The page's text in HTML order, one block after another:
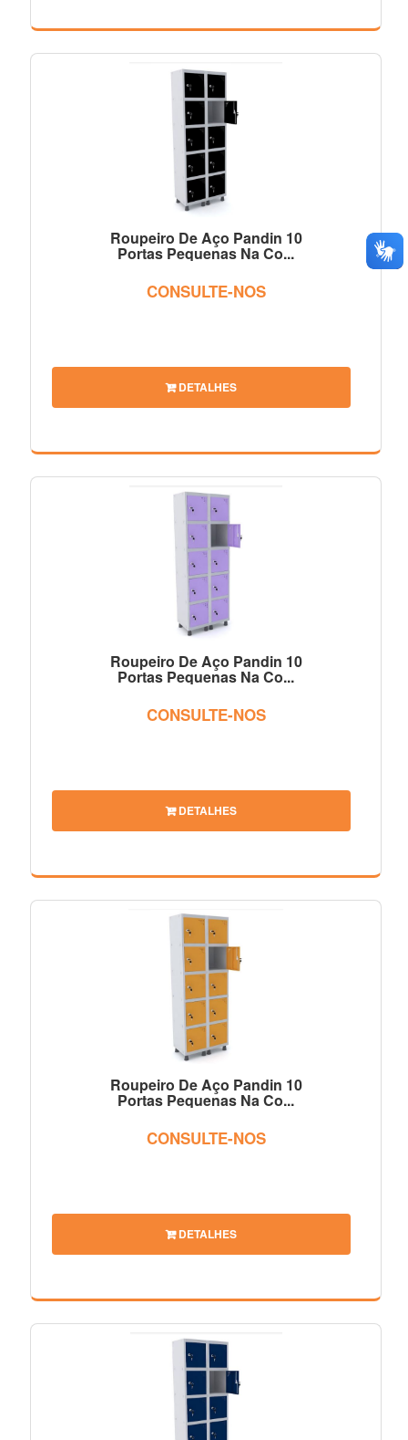
Roupeiro De Aço Pandin 10
Portas Pequenas Na Co...
CONSULTE-NOS
DETALHES
Roupeiro De Aço Pandin 10
Portas Pequenas Na Co...
CONSULTE-NOS
DETALHES
Roupeiro De Aço Pandin 10
Portas Pequenas Na Co...
CONSULTE-NOS
DETALHES